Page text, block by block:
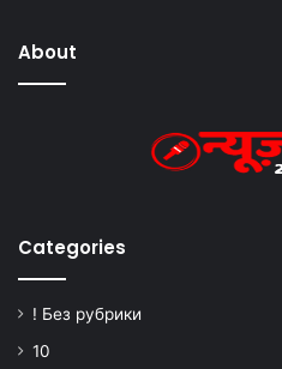
About
Categories
! Без рубрики
10